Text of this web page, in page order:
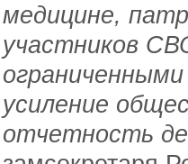
медицине,
участников
усиление
отчетность